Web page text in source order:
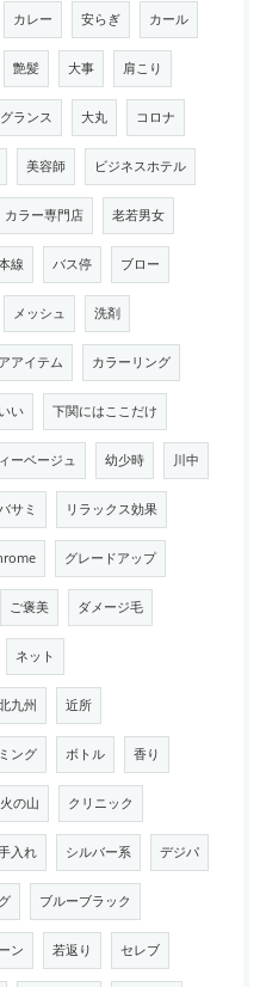
カレー 安らぎ カール
艶髪 大事 肩こり
ランス 大丸 コロナ
美容師 ビジネスホテル
カラー専門店 老若男女
線 バス停 ブロー
メッシュ 洗剤
アイテム カラーリング
い 下関にはここだけ
ーベージュ 幼少時 川中
サミ リラックス効果
グレードアップ
ご褒美 ダメージ毛
ネット
九州 近所
ング ボトル 香り
火の山 クリニック
入れ シルバー系 デジパ
ブルーブラック
ン 若返り セレブ